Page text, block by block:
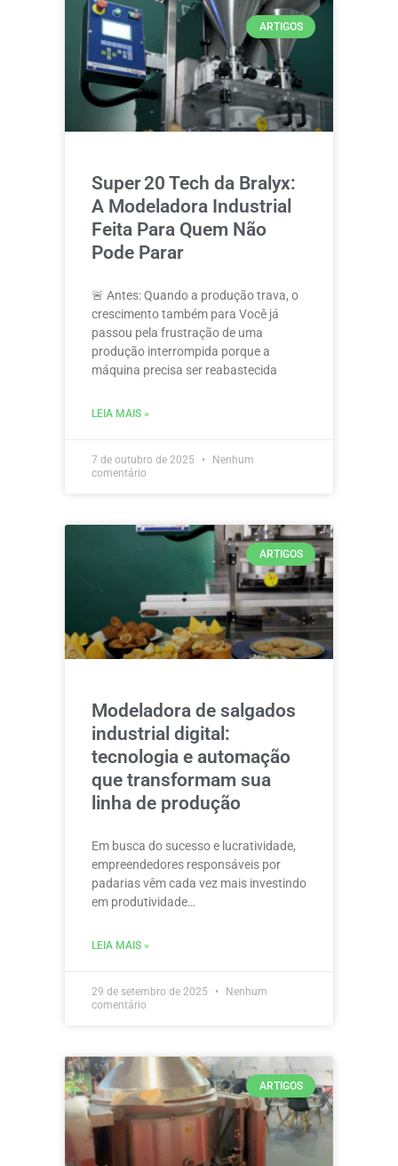
ARTIGOS
Super 20 Tech da Bralyx:
A Modeladora Industrial
Feita Para Quem Não
Pode Parar
🚨 Antes: Quando a produção trava, o
crescimento também para Você já
passou pela frustração de uma
produção interrompida porque a
máquina precisa ser reabastecida
LEIA MAIS »
7 de outubro de 2025
Nenhum
comentário
ARTIGOS
Modeladora de salgados
industrial digital:
tecnologia e automação
que transformam sua
linha de produção
Em busca do sucesso e lucratividade,
empreendedores responsáveis por
padarias vêm cada vez mais investindo
em produtividade…
LEIA MAIS »
29 de setembro de 2025
Nenhum
comentário
ARTIGOS